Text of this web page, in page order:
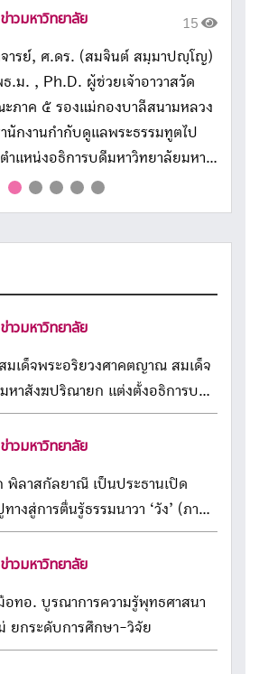
422
หาคม พ.ศ. 2569) เวลา 09.00 น.
พิลาสกัลยาณี ได้เป็นประธานเปิด
างสู่การตื่นรู้ธรรมนาวา ‘วัง’ (ภาค
าคกลาง) กว่า 4,000 รูป ณ อาคาร
าวิทยาลัยมหาจุฬาลงกรณราช
ดอกไม้ธูปเทียนแพหน้าพระบรม
ทสมเด็จพระเจ้าอยู่หัว ทั้งนี้ รอง
ป็นผู้กล่าวรายงานวัตถุประสงค์การ
ข่าวมหาวิทยาลัย
เด็จพระอริยวงศาคตญาณ สมเด็จ
หาสังฆปริณายก แต่งตั้งอธิการบดี
าลงกรณราชวิทยาลัย
ข่าวมหาวิทยาลัย
พิลาสกัลยาณี เป็นประธานเปิด
างสู่การตื่นรู้ธรรมนาวา ‘วัง’ (ภาค
าคกลาง) เพื่อเสริมศักยภาพพระ
4,000 รูป
ข่าวมหาวิทยาลัย
อทอ. บูรณาการความรู้พุทธศาสนา
ยกระดับการศึกษา-วิจัย